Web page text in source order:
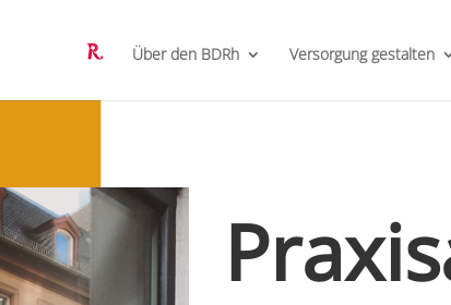
Über den BDRh Versorgung gestalten